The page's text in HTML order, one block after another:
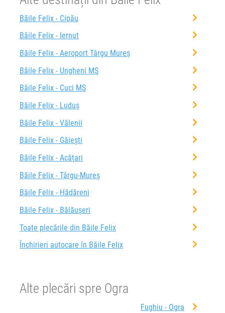
Băile Felix - Cipău
Băile Felix - Iernut
Băile Felix - Aeroport Târgu Mureș
Băile Felix - Ungheni MS
Băile Felix - Cuci MS
Băile Felix - Luduș
Băile Felix - Vălenii
Băile Felix - Găieşti
Băile Felix - Acățari
Băile Felix - Târgu-Mureș
Băile Felix - Hădăreni
Băile Felix - Bălăușeri
Toate plecările din Băile Felix
Închirieri autocare în Băile Felix
Alte plecări spre Ogra
Fughiu - Ogra